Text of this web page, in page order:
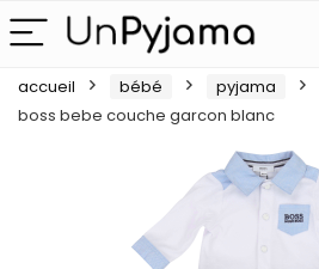
accueil bébé pyjama
boss bebe couche garcon blanc